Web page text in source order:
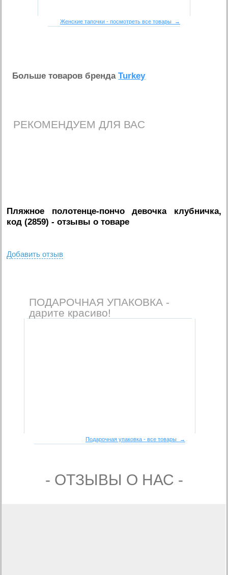
Женские тапочки - посмотреть все товары →
Больше товаров брендаTurkey
РЕКОМЕНДУЕМ ДЛЯ ВАС
Пляжное полотенце-пончо девочка клубничка,
код (2859) - отзывы о товаре
Добавить отзыв
ПОДАРОЧНАЯ УПАКОВКА -
дарите красиво!
Подарочная упаковка - все товары →
- ОТЗЫВЫ О НАС -